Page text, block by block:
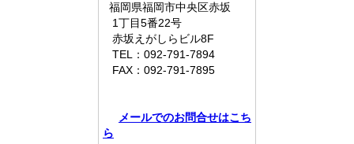
福岡県福岡市中央区赤坂
1丁目5番22号
赤坂えがしらビル8F
TEL： 092-791-7894
FAX： 092-791-7895
メールでのお問合せはこち
ら